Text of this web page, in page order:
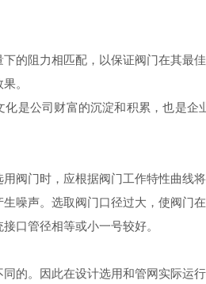
的阻力相匹配，以保证阀门在其最
。
是公司财富的沉淀和积累，也是
阀门时，应根据阀门工作特性曲
噪声。选取阀门口径过大，使阀
口管径相等或小一号较好。
的。因此在设计选用和管网实际运